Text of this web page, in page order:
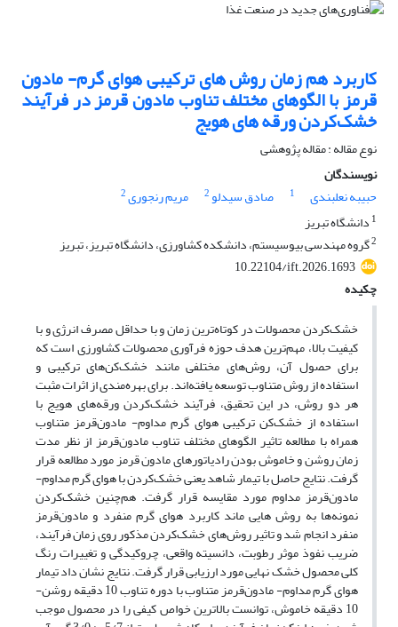
کاربرد هم زمان روش های ترکیبی هوای گرم- مادون
قرمز با الگوهای مختلف تناوب مادون قرمز در فرآیند
خشک‌کردن ورقه های هویج
نوع مقاله : مقاله پژوهشی
نویسندگان
حبیبه نعلبندی
1 صادق سیدلو2 مریم رنجوری2
1 دانشگاه تبریز
2گروه مهندسی بیوسیستم، دانشکده کشاورزی، دانشگاه تبریز، تبریز
10.22104/ift.2026.1693
چکیده
خشک‌کردن محصولات در کوتاه‌ترین زمان و با حداقل مصرف انرژی و با
کیفیت بالا، مهم‌ترین هدف حوزه فرآوری محصولات کشاورزی است که
برای حصول آن، روش‌های مختلفی مانند خشک‌کن‌های ترکیبی و
استفاده از روش متناوب توسعه یافته‌اند. برای بهره‌مندی از اثرات مثبت
هر دو روش، در این تحقیق، فرآیند خشک‌کردن ورقه‌های هویج با
استفاده از خشک‌کن ترکیبی هوای گرم مداوم- مادون‌قرمز متناوب
همراه با مطالعه تاثیر الگوهای مختلف تناوب مادون‌قرمز از نظر مدت
زمان روشن و خاموش بودن رادیاتورهای مادون قرمز مورد مطالعه قرار
گرفت. نتایج حاصل با تیمار شاهد یعنی خشک‌کردن با هوای گرم مداوم-
مادون‌قرمز مداوم مورد مقایسه قرار گرفت. هم‌چنین خشک‌کردن
نمونه‌ها به روش هایی ماند کاربرد هوای گرم منفرد و مادون‌قرمز
منفرد انجام شد و تاثیر روش‌های خشک‌کردن مذکور روی زمان فرآیند،
ضریب نفوذ موثر رطوبت، دانسیته واقعی، چروکیدگی و تغییرات رنگ
کلی محصول خشک نهایی مورد ارزیابی قرار گرفت. نتایج نشان داد تیمار
هوای گرم مداوم- مادون‌قرمز متناوب با دوره تناوب 10 دقیقه روشن-
10 دقیقه خاموش، توانست بالاترین خواص کیفی را در محصول موجب